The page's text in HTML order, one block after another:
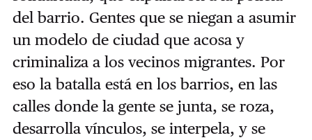
del barrio. Gentes que se niegan a asumir
un modelo de ciudad que acosa y
criminaliza a los vecinos migrantes. Por
eso la batalla está en los barrios, en las
calles donde la gente se junta, se roza,
desarrolla vínculos, se interpela, y se